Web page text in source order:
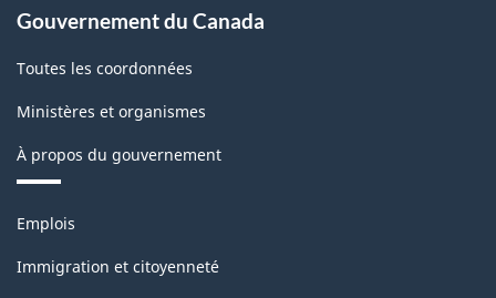
Gouvernement du Canada
Toutes les coordonnées
Ministères et organismes
À propos du gouvernement
Thèmes
sujets
Emplois
Immigration et citoyenneté